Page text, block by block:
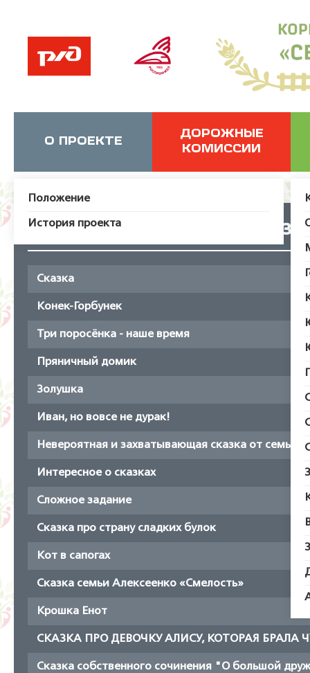
О ПРОЕКТЕ
Положение
История проекта
ДОРОЖНЫЕ
КОМИССИИ
Сказка
Конек-Горбунек
Три поросёнка - наше время
Пряничный домик
Золушка
Иван, но вовсе не дурак!
Невероятная и захватывающая сказка от семьи
Интересное о сказках
Сложное задание
Сказка про страну сладких булок
Кот в сапогах
Сказка семьи Алексеенко «Смелость»
Крошка Енот
СКАЗКА ПРО ДЕВОЧКУ АЛИСУ, КОТОРАЯ БРАЛА
Сказка собственного сочинения "О большой